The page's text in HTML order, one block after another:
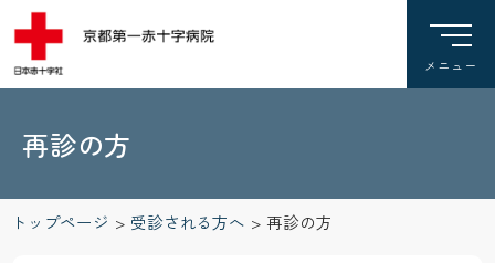
再診の方
トップページ > 受診される方へ > 再診の方